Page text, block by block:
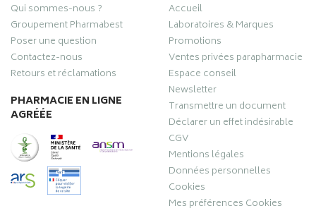
Qui sommes-nous ?
Groupement Pharmabest
Poser une question
Contactez-nous
Retours et réclamations
PHARMACIE EN LIGNE
AGRÉÉE
Accueil
Laboratoires & Marques
Promotions
Ventes privées parapharmacie
Espace conseil
Newsletter
Transmettre un document
Déclarer un effet indésirable
CGV
Mentions légales
Données personnelles
Cookies
Mes préférences Cookies